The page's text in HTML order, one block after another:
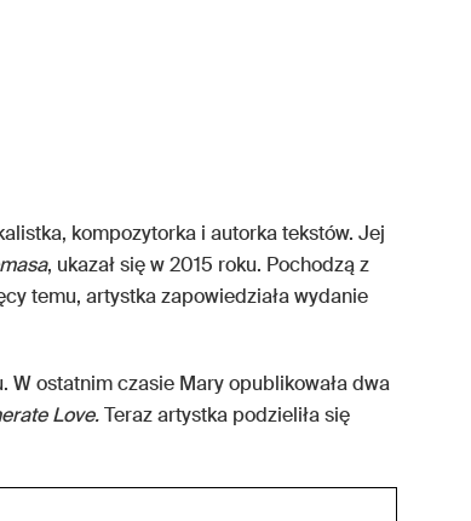
kompozytorka i autorka tekstów. Jej
, ukazał się w 2015 roku. Pochodzą z
temu, artystka zapowiedziała wydanie
ostatnim czasie Mary opublikowała dwa
Love.Teraz artystka podzieliła się